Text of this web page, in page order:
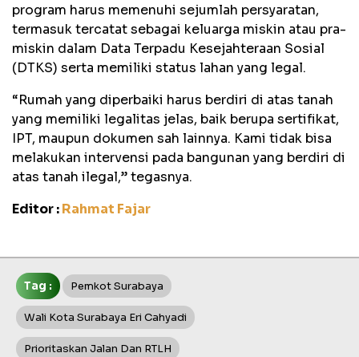
program harus memenuhi sejumlah persyaratan,
termasuk tercatat sebagai keluarga miskin atau pra-
miskin dalam Data Terpadu Kesejahteraan Sosial
(DTKS) serta memiliki status lahan yang legal.
“Rumah yang diperbaiki harus berdiri di atas tanah
yang memiliki legalitas jelas, baik berupa sertifikat,
IPT, maupun dokumen sah lainnya. Kami tidak bisa
melakukan intervensi pada bangunan yang berdiri di
atas tanah ilegal,” tegasnya.
Editor :Rahmat Fajar
Tag : Pemkot Surabaya
Wali Kota Surabaya Eri Cahyadi
Prioritaskan Jalan Dan RTLH